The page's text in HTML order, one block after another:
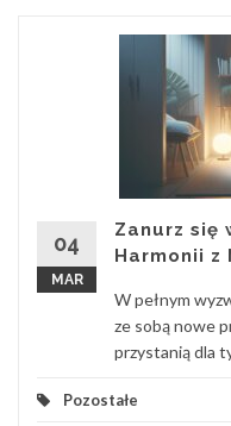
04
MAR
Zanurz się
Harmonii z
W pełnym
ze sobą nowe
przystanią dla
Pozostałe